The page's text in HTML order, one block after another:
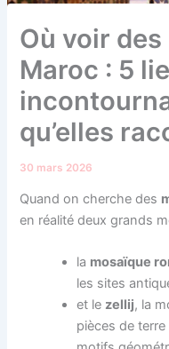
Où voir
Maroc : 5
qu’elles
30 mars 2026
Quand on cherche des
en réalité deux grands
la mosaïque
les sites
et le zellij, la
pièces de